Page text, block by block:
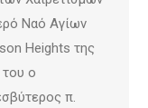
Ναό Αγίων
Heights της
ο
π.